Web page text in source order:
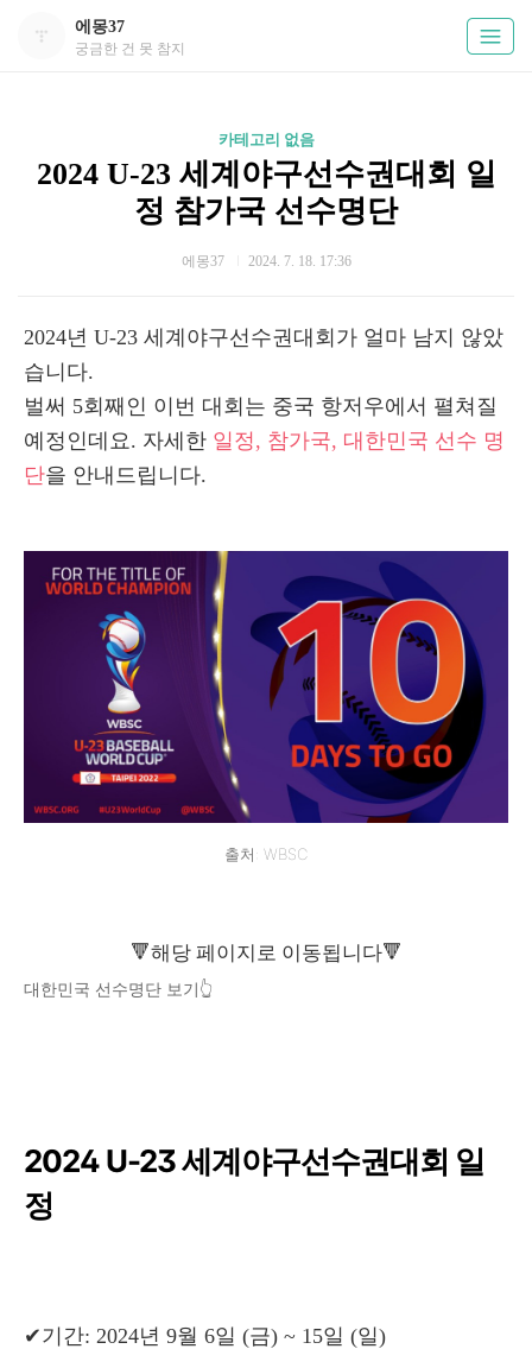
에몽37
궁금한 건 못 참지
카테고리 없음
2024 U-23 세계야구선수권대회 일
정 참가국 선수명단
에몽37 2024. 7. 18. 17:36
2024년 U-23 세계야구선수권대회가 얼마 남지 않았
습니다.
벌써 5회째인 이번 대회는 중국 항저우에서 펼쳐질
예정인데요. 자세한 일정, 참가국, 대한민국 선수 명
단을 안내드립니다.
출처: WBSC
🔻해당 페이지로 이동됩니다🔻
대한민국 선수명단 보기👆
2024 U-23 세계야구선수권대회 일
정
✔기간: 2024년 9월 6일 (금) ~ 15일 (일)